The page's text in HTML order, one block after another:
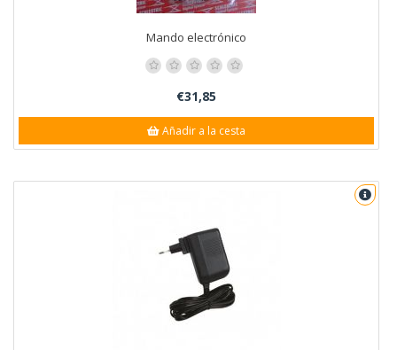
Mando electrónico
€31,85
Añadir a la cesta